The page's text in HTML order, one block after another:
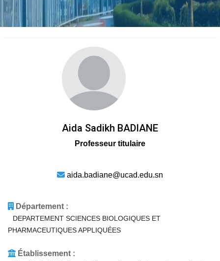
Aida Sadikh BADIANE
Professeur titulaire
aida.badiane@ucad.edu.sn
Département :
DEPARTEMENT SCIENCES BIOLOGIQUES ET
PHARMACEUTIQUES APPLIQUÉES
Établissement :